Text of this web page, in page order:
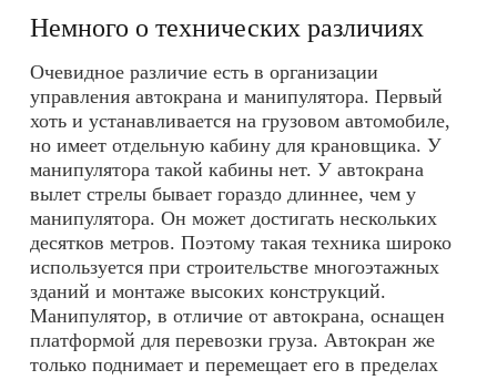
Немного о технических различиях
Очевидное различие есть в организации
управления автокрана и манипулятора. Первый
хоть и устанавливается на грузовом автомобиле,
но имеет отдельную кабину для крановщика. У
манипулятора такой кабины нет. У автокрана
вылет стрелы бывает гораздо длиннее, чем у
манипулятора. Он может достигать нескольких
десятков метров. Поэтому такая техника широко
используется при строительстве многоэтажных
зданий и монтаже высоких конструкций.
Манипулятор, в отличие от автокрана, оснащен
платформой для перевозки груза. Автокран же
только поднимает и перемещает его в пределах